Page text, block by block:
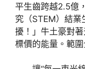
平生齒跨越2.5億
究（STEM）結業
擾！」牛土豪對
標價的能量。範圍